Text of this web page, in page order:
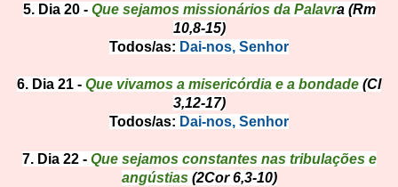
5. Dia 20 - Que sejamos missionários da Palavra (Rm
10,8-15)
Todos/as: Dai-nos, Senhor
6. Dia 21 - Que vivamos a misericórdia e a bondade (Cl
3,12-17)
Todos/as: Dai-nos, Senhor
7. Dia 22 - Que sejamos constantes nas tribulações e
angústias(2Cor 6,3-10)